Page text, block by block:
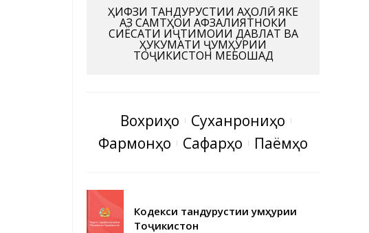
ҲИФЗИ ТАНДУРУСТИИ АҲОЛӢ ЯКЕ
АЗ САМТҲОИ АФЗАЛИЯТНОКИ
СИЁСАТИ ИҶТИМОИИ ДАВЛАТ ВА
ҲУКУМАТИ ҶУМҲУРИИ
ТОҶИКИСТОН МЕБОШАД
Вохӯриҳо
Суханрониҳо
Фармонҳо
Сафарҳо Паёмҳо
Кодекси тандурустии Ҷумҳурии
Тоҷикистон